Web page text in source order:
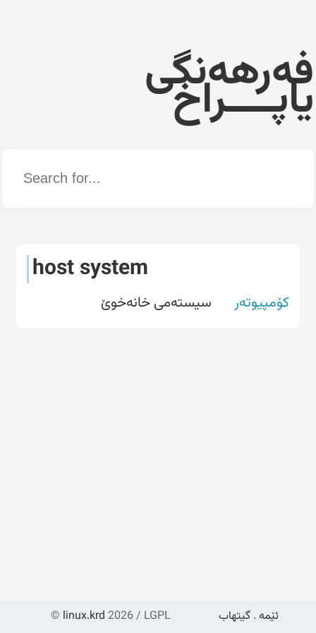
فەرهەنگی
یاپــــراخ
Word
host system
کۆمپیوتەر سیسته‌می خانه‌خوێ
© linux.krd 2026 / LGPL ئێمە . گیتهاب